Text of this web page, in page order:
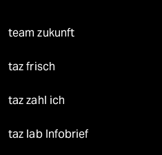
team zukunft
taz frisch
taz zahl ich
taz lab Infobrief